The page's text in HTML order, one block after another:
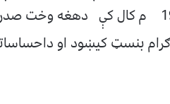
ګواښ وګڼل شو. په 1975 م کال کې
بنسټ کيښود او